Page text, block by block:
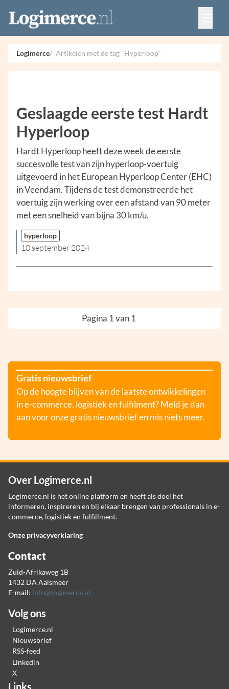
Vacatures
Events
Adverteren
Partners
Logimerce Artikelen met de tag "Hyperloop"
Geslaagde eerste test Hardt
Hyperloop
Hardt Hyperloop heeft deze week de eerste
succesvolle test van zijn hyperloop-voertuig
uitgevoerd in het European Hyperloop Center (EHC)
in Veendam. Tijdens de test demonstreerde het
voertuig zijn werking over een afstand van 90 meter
met een snelheid van bijna 30 km/u.
hyperloop
10 september 2024
Pagina 1 van 1
Gratis nieuwsbrief
Op de hoogte blijven van de laatste ontwikkelingen
in e-commerce, logistiek en fulfilment? Meld je dan
aan voor onze gratis nieuwsbrief en mis niets meer.
Over Logimerce.nl
Logimerce.nl is het online platform en heeft als doel het
informeren, inspireren en bij elkaar brengen van professionals in e-
commerce, logistiek en fulfillment.
Onze privacyverklaring
Contact
Zuid-Afrikaweg 1B
1432 DA Aalsmeer
E-mail: info@logimerce.nl
Volg ons
Logimerce.nl
Nieuwsbrief
RSS-feed
Linkedin
X
Links